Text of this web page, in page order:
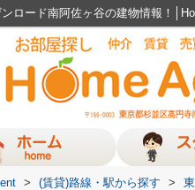
ロード南阿佐ヶ谷の建物情報！
> (賃貸)路線・駅から探す >